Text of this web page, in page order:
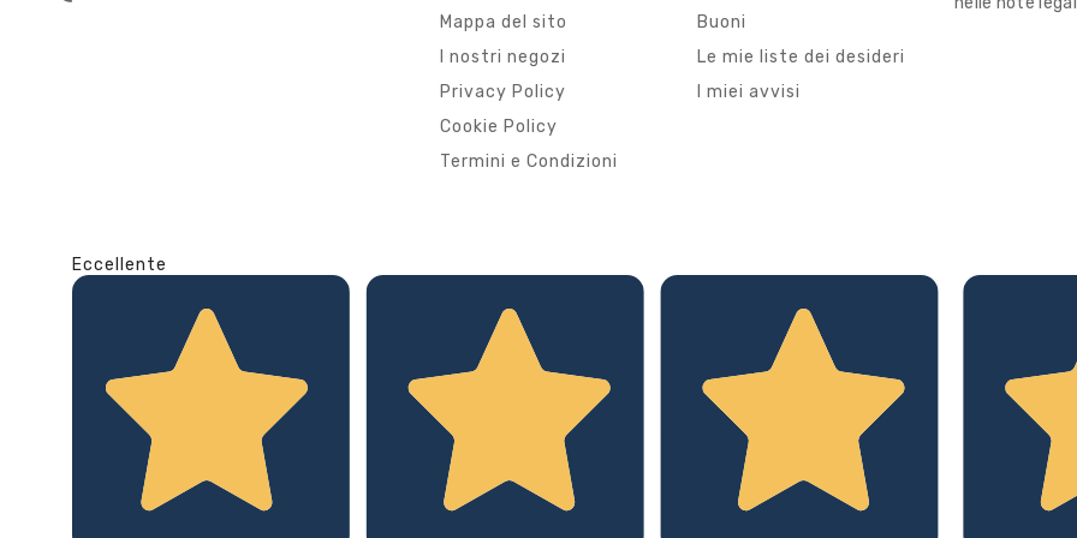
Mappa del sito
I nostri negozi
Privacy Policy
Cookie Policy
Termini e Condizioni
Buoni
Le mie liste dei desideri
I miei avvisi
Eccellente